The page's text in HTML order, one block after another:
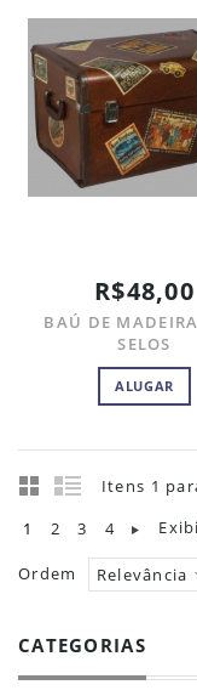
R$48,00
BAÚ DE
SELOS
ALUGAR
Itens 1
1
2 3 4
Ordem Relevância
CATEGORIAS